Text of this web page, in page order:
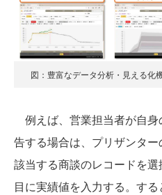
図：豊富なデータ分析・見える化
例えば、営業担当者が自
告する場合は、プリザンタ
該当する商談のレコードを
目に実績値を入力する。す